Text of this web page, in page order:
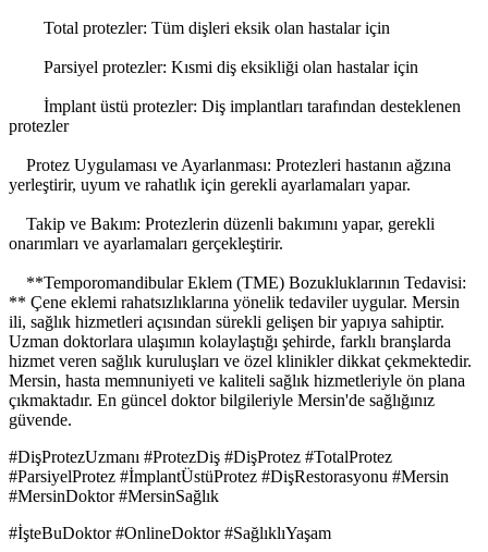
Total protezler: Tüm dişleri eksik olan hastalar için
Parsiyel protezler: Kısmi diş eksikliği olan hastalar için
İmplant üstü protezler: Diş implantları tarafından desteklenen
protezler
Protez Uygulaması ve Ayarlanması: Protezleri hastanın ağzına
yerleştirir, uyum ve rahatlık için gerekli ayarlamaları yapar.
Takip ve Bakım: Protezlerin düzenli bakımını yapar, gerekli
onarımları ve ayarlamaları gerçekleştirir.
**Temporomandibular Eklem (TME) Bozukluklarının Tedavisi:
** Çene eklemi rahatsızlıklarına yönelik tedaviler uygular. Mersin
ili, sağlık hizmetleri açısından sürekli gelişen bir yapıya sahiptir.
Uzman doktorlara ulaşımın kolaylaştığı şehirde, farklı branşlarda
hizmet veren sağlık kuruluşları ve özel klinikler dikkat çekmektedir.
Mersin, hasta memnuniyeti ve kaliteli sağlık hizmetleriyle ön plana
çıkmaktadır. En güncel doktor bilgileriyle Mersin'de sağlığınız
güvende.
#DişProtezUzmanı #ProtezDiş #DişProtez #TotalProtez
#ParsiyelProtez #İmplantÜstüProtez #DişRestorasyonu #Mersin
#MersinDoktor #MersinSağlık
#İşteBuDoktor #OnlineDoktor #SağlıklıYaşam